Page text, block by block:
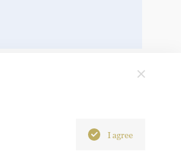
I agree